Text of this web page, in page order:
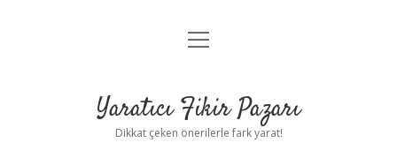
Anasayfa
Yasal Uyarı
menüyü
Yaratıcı Fikir Pazarı
Dikkat çeken önerilerle fark yarat!